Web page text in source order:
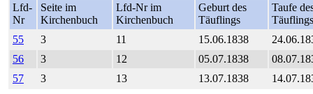
Lfd-
Nr
Seite im
Kirchenbuch
Lfd-Nr im
Kirchenbuch
Geburt des
Täuflings
Taufe
Täuflings
55
3 11 15.06.1838
56
3 12 05.07.1838
57
3 13 13.07.1838